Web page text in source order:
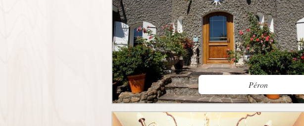
Péron